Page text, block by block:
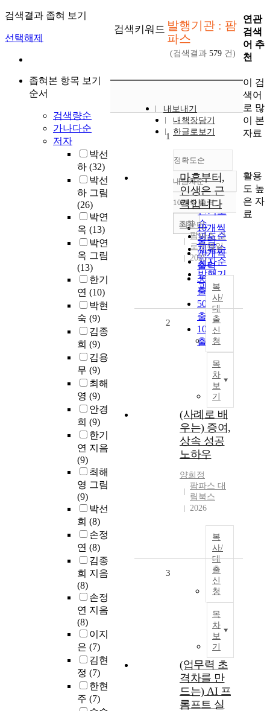
검색결과 좁혀 보기
선택해제
좁혀본 항목 보기
순서
검색량순
가나다순
저자
박선
하 (32)
박선
하 그림
(26)
박연
옥 (13)
박연
옥 그림
(13)
한기
연 (10)
박현
숙 (9)
김종
희 (9)
김용
무 (9)
최해
영 (9)
안경
희 (9)
한기
연 지음
(9)
최해
영 그림
(9)
박선
희 (8)
손정
연 (8)
김종
희 지음
(8)
손정
연 지음
(8)
이지
은 (7)
김현
정 (7)
한현
주 (7)
검색키워드 발행기관 : 팜
파스
(검색결과 579 건)
내보내기
내책장담기
한글로보기
정확도순
정확도
순
인기도
순
연도순
제목순
저자순
발행기
관순
내림차순
내림차순
10개씩 출력
10개씩
출력
20개씩
출력
30개씩
출력
50개씩
출력
100개씩
출력
조회
1
마흔부터,
인생은 근
력입니다
최윤미
팜파스 그
로우웨일
2025
복
사/
대
출
신
청
목
차
보
기
2
(사례로 배
우는) 증여,
상속 성공
노하우
양희정
팜파스 대
림북스
2026
복
사/
대
출
신
청
목
차
보
기
3
(업무력 초
격차를 만
드는) AI 프
롬프트 실
연관
검색
어 추
천
이 검
색어
로 많
이 본
자료
활용
도 높
은 자
료